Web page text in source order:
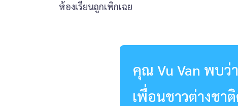
ห้องเรียนถูกเพิกเฉย
คุณ Vu Van พบว่
เพื่อนชาวต่างชา